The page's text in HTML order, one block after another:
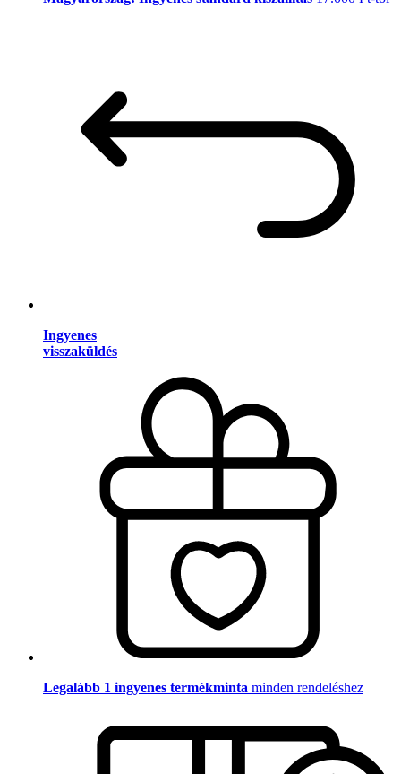
Ingyenes
visszaküldés
Legalább 1 ingyenes termékminta minden rendeléshez